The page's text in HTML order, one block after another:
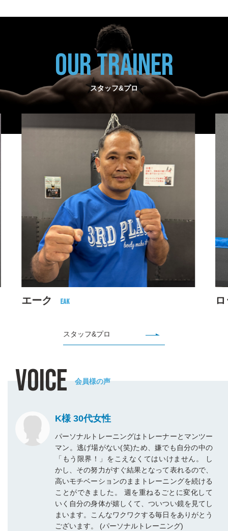
OUR TRAINER
スタッフ&プロ
エーク Eak ロ
スタッフ&プロ
VOICE 会員様の声
K様 30代女性
パーソナルトレーニングはトレーナーとマンツー
マン。逃げ場がない(笑)ため、嫌でも自分の中の
「もう限界！」をこえなくてはいけません。 し
かし、その努力がすぐ結果となって表れるので、
高いモチベーションのままトレーニングを続ける
ことができました。 週を重ねるごとに変化して
いく自分の身体が嬉しくて、ついつい鏡を見てし
まいます。こんなワクワクする毎日をありがとう
ございます。 (パーソナルトレーニング)